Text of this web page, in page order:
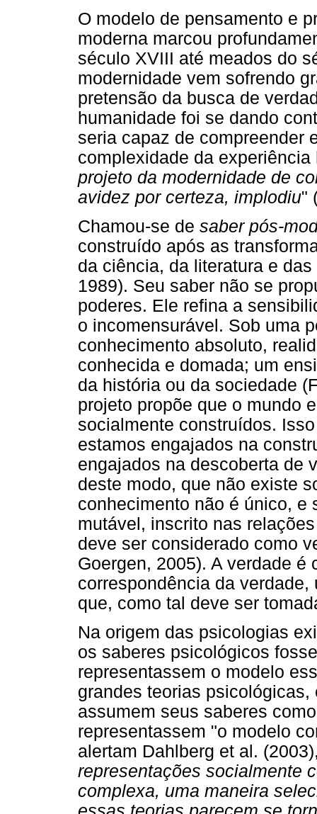
O modelo de pensamento e
moderna marcou
século XVIII até meados do
modernidade vem sofrendo
pretensão da busca de
humanidade foi se dando
seria capaz de compreender
complexidade da
projeto da modernidade de
avidez por certeza, implodiu"
Chamou-se de saber pós-
construído após as
da ciência, da literatura e
1989). Seu saber não se
poderes. Ele refina a
o incomensurável. Sob uma
conhecimento absoluto,
conhecida e domada; um
da história ou da sociedade
projeto propõe que o mundo
socialmente construídos.
estamos engajados na
engajados na descoberta de
deste modo, que não existe
conhecimento não é único, e
mutável, inscrito nas
deve ser considerado como
Goergen, 2005). A verdade é
correspondência da
que, como tal deve ser
Na origem das psicologias
os saberes psicológicos
representassem o modelo
grandes teorias
assumem seus saberes
representassem "o modelo
alertam Dahlberg et al.
representações socialmente
complexa, uma maneira